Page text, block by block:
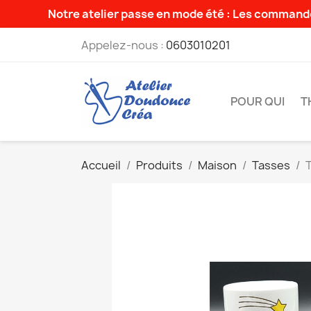
Notre atelier passe en mode été : Les
Appelez-nous : 0603010201
POUR QUI
Accueil Produits Maison Tasses